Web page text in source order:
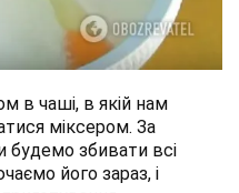
в чаші, в якій нам
міксером. За
збивати всі
його зараз, і